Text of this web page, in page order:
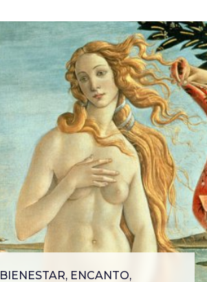
BIENESTAR, ENCANTO,